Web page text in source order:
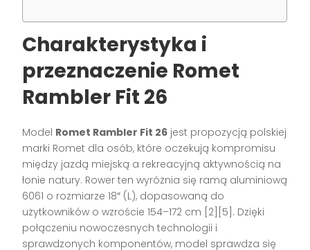
Charakterystyka i
przeznaczenie Romet
Rambler Fit 26
Model Romet Rambler Fit 26 jest propozycją polskiej
marki Romet dla osób, które oczekują kompromisu
między jazdą miejską a rekreacyjną aktywnością na
łonie natury. Rower ten wyróżnia się ramą aluminiową
6061 o rozmiarze 18″ (L), dopasowaną do
użytkowników o wzroście 154–172 cm [2][5] . Dzięki
połączeniu nowoczesnych technologii i
sprawdzonych komponentów, model sprawdza się